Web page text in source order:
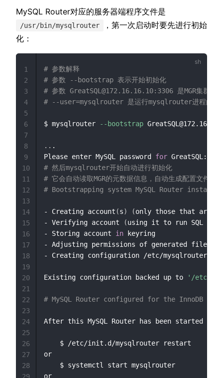
MySQL Router对应的服务器端程序文件是
/usr/bin/mysqlrouter
，第一次启动时要先进行初始
化：
# 参数解释
# 参数 --bootstrap 表示开始初始化
# 参数 GreatSQL@172.16.16.10:3306 是MGR集群管
# --user=mysqlrouter 是运行mysqlrouter进程的系
$ mysqlrouter --bootstrap
.. .
Please enter MySQL password for GreatSQL:
# 然后mysqlrouter开始自动进行初始化
# 它会自动读取MGR的元数据信息，自动生成配置文件
# Bootstrapping system MySQL Router
- Creating account (s) (only those that are
- Verifying account
(using it to run SQL
- Storing account in keyring
- Adjusting permissions of generated files
- Creating configuration /etc/mysqlrouter/
Existing configuration backed up to '/etc/
# MySQL Router configured for the InnoDB
After this MySQL Router has been started
    $ /etc/init.d/mysqlrouter restart
or
    $ systemctl start mysqlrouter
or
1
2
3
4
5
6
7
8
9
10
11
12
13
14
15
16
17
18
19
20
21
22
23
24
25
26
27
28
29